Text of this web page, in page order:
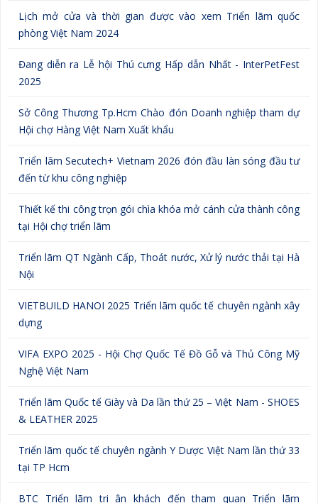
Lịch mở cửa và thời gian được vào xem Triển lãm quốc
phòng Việt Nam 2024
Đang diễn ra Lễ hội Thú cưng Hấp dẫn Nhất - InterPetFest
2025
Sở Công Thương Tp.Hcm Chào đón Doanh nghiệp tham dự
Hội chợ Hàng Việt Nam Xuất khẩu
Triển lãm Secutech+ Vietnam 2026 đón đầu làn sóng đầu tư
đến từ khu công nghiệp
Thiết kế thi công trọn gói chìa khóa mở cánh cửa thành công
tại Hội chợ triển lãm
Triển lãm QT Ngành Cấp, Thoát nước, Xử lý nước thải tại Hà
Nội
VIETBUILD HANOI 2025 Triển lãm quốc tế chuyên ngành xây
dựng
VIFA EXPO 2025 - Hội Chợ Quốc Tế Đồ Gỗ và Thủ Công Mỹ
Nghệ Việt Nam
Triển lãm Quốc tế Giày và Da lần thứ 25 – Việt Nam - SHOES
& LEATHER 2025
Triển lãm quốc tế chuyên ngành Y Dược Việt Nam lần thứ 33
tại TP Hcm
BTC Triển lãm tri ân khách đến tham quan Triển lãm